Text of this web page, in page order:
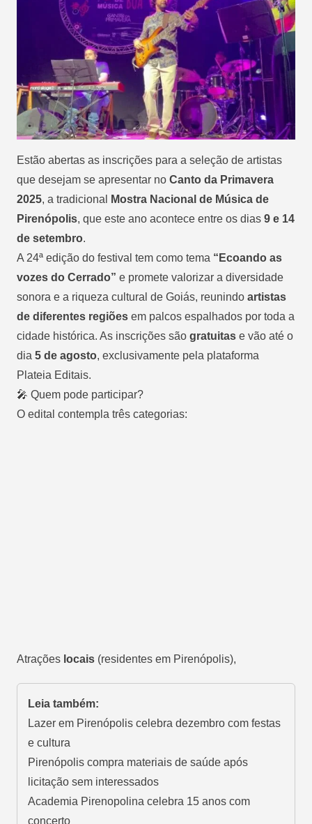
Estão abertas as inscrições para a seleção de artistas
que desejam se apresentar no Canto da Primavera
2025, a tradicional
Mostra Nacional de Música de
Pirenópolis, que este ano acontece entre os dias 9 e 14
de setembro.
A 24ª edição do festival tem como tema “Ecoando as
vozes do Cerrado” e promete valorizar a diversidade
sonora e a riqueza cultural de Goiás, reunindo artistas
de diferentes regiões em palcos espalhados por toda a
cidade histórica. As inscrições são gratuitas e vão até o
dia 5 de agosto, exclusivamente pela plataforma
Plateia Editais.
🎤 Quem pode participar?
O edital contempla três categorias:
Atrações locais (residentes em Pirenópolis),
Leia também:
Lazer em Pirenópolis celebra dezembro com festas
e cultura
Pirenópolis compra materiais de saúde após
licitação sem interessados
Academia Pirenopolina celebra 15 anos com
concerto